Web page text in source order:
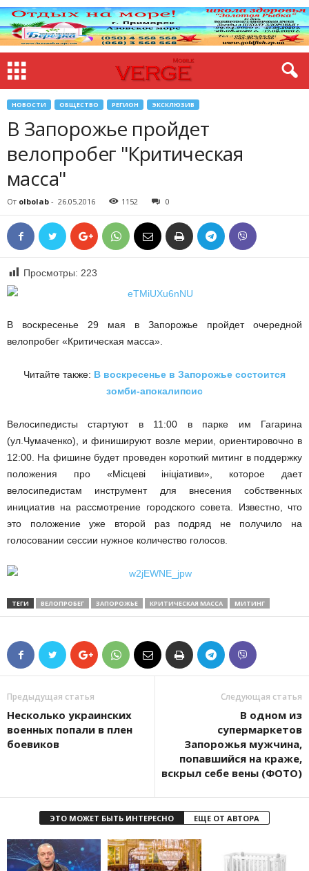
НОВОСТИ ОБЩЕСТВО РЕГИОН ЭКСКЛЮЗИВ
В Запорожье пройдет
велопробег "Критическая
масса"
От olbolab - 26.05.2016 1152 0
Просмотры: 223
В воскресенье 29 мая в Запорожье пройдет очередной
велопробег «Критическая масса».
Читайте также: В воскресенье в Запорожье состоится
зомби-апокалипсис
Велосипедисты стартуют в 11:00 в парке им Гагарина
(ул.Чумаченко), и финишируют возле мерии, ориентировочно в
12:00. На фишине будет проведен короткий митинг в поддержку
положения про «Місцеві ініціативи», которое дает
велосипедистам инструмент для внесения собственных
инициатив на рассмотрение городского совета. Известно, что
это положение уже второй раз подряд не получило на
голосовании сессии нужное количество голосов.
ТЕГИ ВЕЛОПРОБЕГ ЗАПОРОЖЬЕ КРИТИЧЕСКАЯ МАССА МИТИНГ
Предыдущая статья
Несколько украинских
военных попали в плен
боевиков
Следующая статья
В одном из
супермаркетов
Запорожья мужчина,
попавшийся на краже,
вскрыл себе вены (ФОТО)
ЭТО МОЖЕТ БЫТЬ ИНТЕРЕСНО ЕЩЕ ОТ АВТОРА